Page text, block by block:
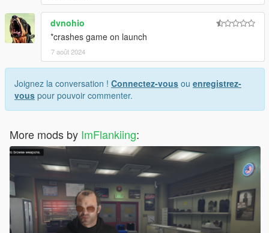
dvnohio
*crashes game on launch
7 août 2024
Joignez la conversation ! Connectez-vous ou enregistrez-
vous pour pouvoir commenter.
More mods by ImFlankiing: